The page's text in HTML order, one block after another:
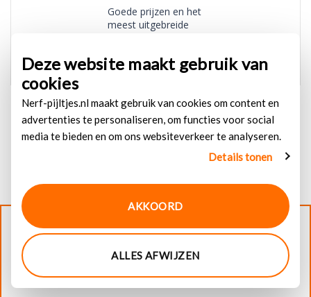
Deze website maakt gebruik van
cookies
Nerf-pijltjes.nl maakt gebruik van cookies om content en
advertenties te personaliseren, om functies voor social
media te bieden en om ons websiteverkeer te analyseren.
Details tonen
AKKOORD
ALLES AFWIJZEN
Goede prijzen en het
meest uitgebreide
© 2026Nerf-pijltjes.nl. Alle rechten voorbehouden